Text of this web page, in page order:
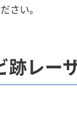
さい。
跡レー